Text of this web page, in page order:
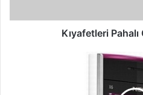
Kıyafetleri